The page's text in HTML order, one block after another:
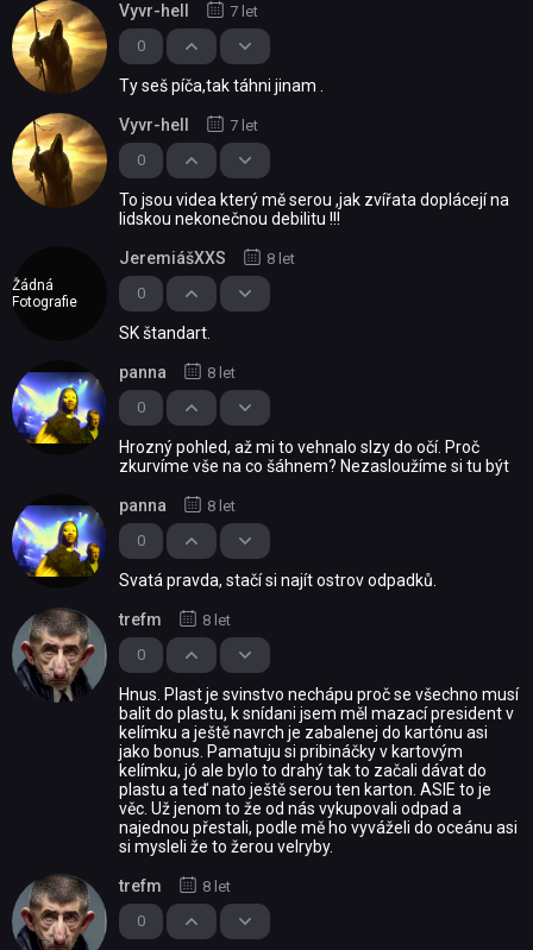
0
Vyvr-hell 7 let
Ty seš píča,tak táhni jinam .
0
Vyvr-hell 7 let
To jsou videa který mě serou ,jak zvířata doplácejí na
lidskou nekonečnou debilitu !!!
Žádná
Fotografie
0
JeremiášXXS 8 let
SK štandart.
0
panna 8 let
Hrozný pohled, až mi to vehnalo slzy do očí. Proč
zkurvíme vše na co šáhnem? Nezasloužíme si tu být
0
panna 8 let
Svatá pravda, stačí si najít ostrov odpadků.
0
trefm 8 let
Hnus. Plast je svinstvo nechápu proč se všechno musí
balit do plastu, k snídani jsem měl mazací president v
kelímku a ještě navrch je zabalenej do kartónu asi
jako bonus. Pamatuju si pribináčky v kartovým
kelímku, jó ale bylo to drahý tak to začali dávat do
plastu a teď nato ještě serou ten karton. ASIE to je
věc. Už jenom to že od nás vykupovali odpad a
najednou přestali, podle mě ho vyváželi do oceánu asi
si mysleli že to žerou velryby.
0
trefm 8 let